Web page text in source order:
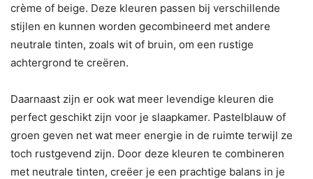
crème of beige. Deze kleuren passen bij verschillende
stijlen en kunnen worden gecombineerd met andere
neutrale tinten, zoals wit of bruin, om een rustige
achtergrond te creëren.
Daarnaast zijn er ook wat meer levendige kleuren die
perfect geschikt zijn voor je slaapkamer. Pastelblauw of
groen geven net wat meer energie in de ruimte terwijl ze
toch rustgevend zijn. Door deze kleuren te combineren
met neutrale tinten, creëer je een prachtige balans in je